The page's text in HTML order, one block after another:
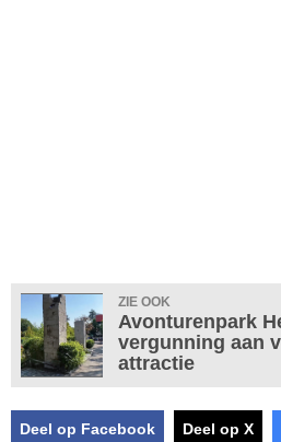
ZIE OOK
Avonturenpark
vergunning aan
attractie
Deel op Facebook Deel op X